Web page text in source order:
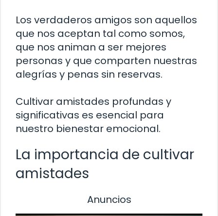
Los verdaderos amigos son aquellos
que nos aceptan tal como somos,
que nos animan a ser mejores
personas y que comparten nuestras
alegrías y penas sin reservas.
Cultivar amistades profundas y
significativas es esencial para
nuestro bienestar emocional.
La importancia de cultivar
amistades
Anuncios